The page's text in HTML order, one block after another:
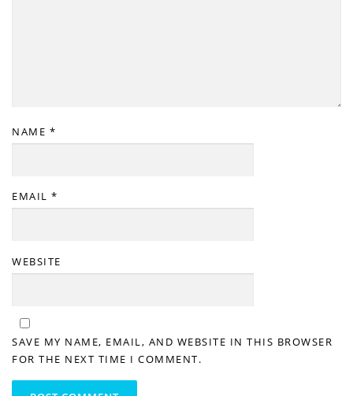
NAME *
EMAIL *
WEBSITE
SAVE MY NAME, EMAIL, AND WEBSITE IN THIS BROWSER
FOR THE NEXT TIME I COMMENT.